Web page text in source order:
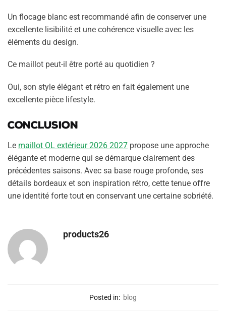
Un flocage blanc est recommandé afin de conserver une
excellente lisibilité et une cohérence visuelle avec les
éléments du design.
Ce maillot peut-il être porté au quotidien ?
Oui, son style élégant et rétro en fait également une
excellente pièce lifestyle.
Conclusion
Le maillot OL extérieur 2026 2027 propose une approche
élégante et moderne qui se démarque clairement des
précédentes saisons. Avec sa base rouge profonde, ses
détails bordeaux et son inspiration rétro, cette tenue offre
une identité forte tout en conservant une certaine sobriété.
products26
Posted in: blog